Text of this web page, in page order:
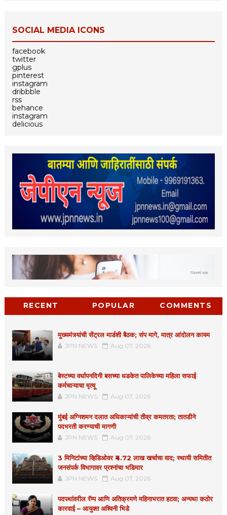
SOCIAL MEDIA ICONS
facebook
twitter
gplus
pinterest
instagram
dribbble
rss
behance
instagram
delicious
RECENT POPULAR COMMENTS
मुख्यमंत्र्यांची सेंट्रल मार्डशी बैठक; संप मागे, मात्र आंदोलन कायम
JPN NEWS Aug 07, 2026
बेस्टच्या वर्धापनदिनी बसच्या धडकेत पालिकेच्या महिला सफाई
कर्मचाऱ्याचा मृत्यू
JPN NEWS Aug 07, 2026
मुंबई अग्निशमन दलात अधिकाऱ्यांची तीव्र कमतरता; तातडीने
पदभरती करण्याची मागणी
JPN NEWS Aug 07, 2026
3 मिनिटांच्या व्हिडिओवर ₹4.72 लाख खर्चाचा वाद; स्थायी समितीत
जनसंपर्क विभागावर प्रश्नांचा भडिमार
JPN NEWS Aug 07, 2026
पदपथांवरील रॅम्प आणि अतिक्रमणे महिनाभरात हटवा; अन्यथा कठोर
कारवाई – आयुक्त अश्विनी भिडे